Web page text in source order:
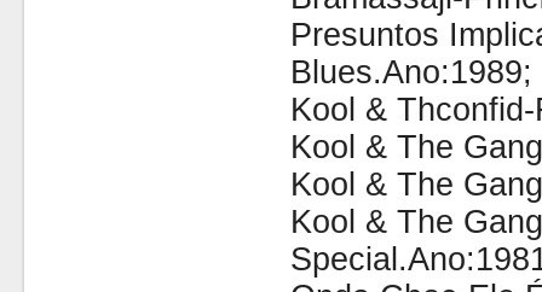
Presuntos
Blues.Ano:1989;
Kool &
Kool & The
Kool & The
Kool & The